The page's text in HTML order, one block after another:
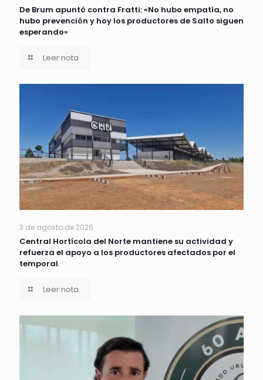
De Brum apuntó contra Fratti: «No hubo empatía, no
hubo prevención y hoy los productores de Salto siguen
esperando»
Leer nota
3 de agosto de 2026
Central Hortícola del Norte mantiene su actividad y
refuerza el apoyo a los productores afectados por el
temporal
Leer nota